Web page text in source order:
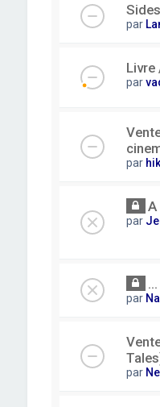
par
par
par
A
par
...
par
par